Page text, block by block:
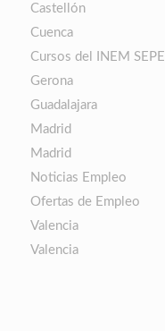
Castellón
Cuenca
Cursos del INEM SEPE
Gerona
Guadalajara
Madrid
Madrid
Noticias Empleo
Ofertas de Empleo
Valencia
Valencia